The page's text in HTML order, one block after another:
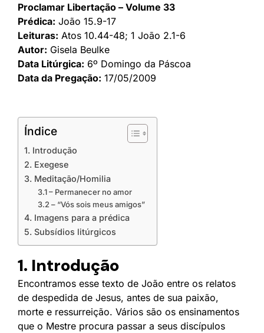
Proclamar Libertação – Volume 33
Prédica: João 15.9-17
Leituras: Atos 10.44-48; 1 João 2.1-6
Autor: Gisela Beulke
Data Litúrgica: 6º Domingo da Páscoa
Data da Pregação: 17/05/2009
Índice
1. Introdução
2. Exegese
3. Meditação/Homilia
3.1 – Permanecer no amor
3.2 – “Vós sois meus amigos”
4. Imagens para a prédica
5. Subsídios litúrgicos
1. Introdução
Encontramos esse texto de João entre os relatos
de despedida de Jesus, antes de sua paixão,
morte e ressurreição. Vários são os ensinamentos
que o Mestre procura passar a seus discípulos